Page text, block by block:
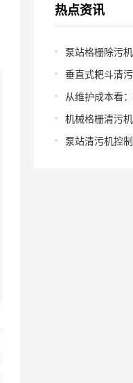
热点资讯
泵站格栅除污
垂直式耙斗清
从维护成本看
机械格栅清污
泵站清污机控